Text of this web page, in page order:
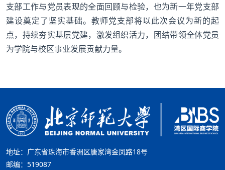
支部工作与党员表现的全面回顾与检验，也为新一年党支部
建设奠定了坚实基础。教师党支部将以此次会议为新的起
点，持续夯实基层党建，激发组织活力，团结带领全体党员
为学院与校区事业发展贡献力量。
地址：广东省珠海市香洲区唐家湾金凤路18号
邮编：519087